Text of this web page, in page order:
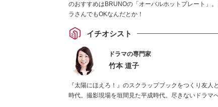
のおすすめはBRUNOの「オーバルホットプレート」
ラさんでもOKなんだとか！
イチオシスト
ドラマの専門家
竹本 道子
『太陽にほえろ！』のスクラップブックをつくり友
時代。撮影現場を垣間見た平成時代。尽きないドラマ